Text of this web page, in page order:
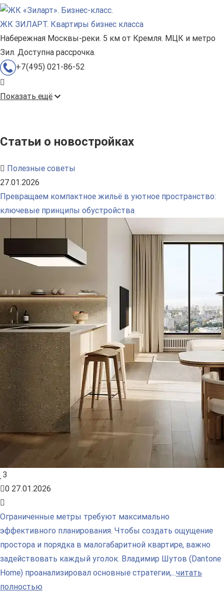
ЖК ЗИЛАРТ. Квартиры бизнес класса
Набережная Москвы-реки. 5 км от Кремля. МЦК и метро
Зил. Доступна рассрочка.
+7(495) 021-86-52
Показать ещё
Статьи о новостройках
Полезные советы
27.01.2026
Превращаем компактное жильё в уютное пространство:
ключевые принципы обустройства
3
0 27.01.2026
Ограниченные метры требуют максимально
эффективного планирования. Чтобы создать ощущение
простора и порядка в малогабаритной квартире, важно
задействовать каждый уголок. Владимир Шутов (Dantone
Home) проанализировал основные стратегии,...читать
полностью